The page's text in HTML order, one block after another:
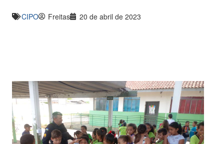
CIPO Freitas 20 de abril de 2023